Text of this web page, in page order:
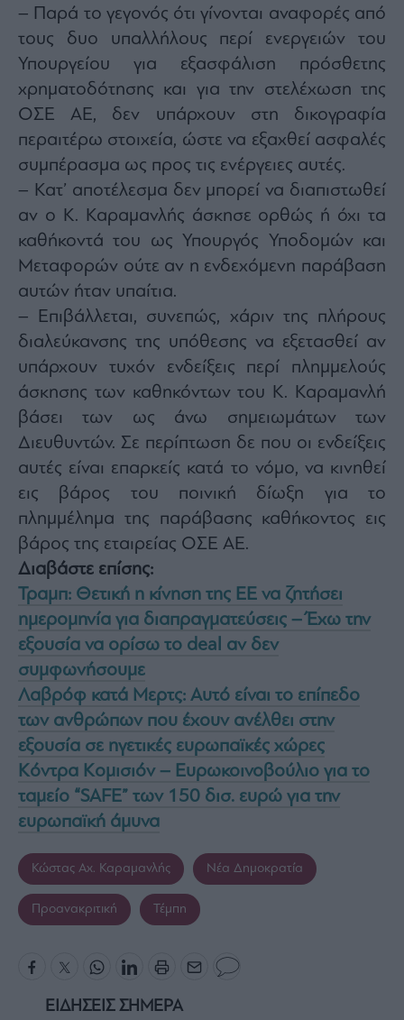
– Παρά το γεγονός ότι γίνονται αναφορές από
τους δυο υπαλλήλους περί ενεργειών του
Υπουργείου για εξασφάλιση πρόσθετης
χρηματοδότησης και για την στελέχωση της
ΟΣΕ ΑΕ, δεν υπάρχουν στη δικογραφία
περαιτέρω στοιχεία, ώστε να εξαχθεί ασφαλές
συμπέρασμα ως προς τις ενέργειες αυτές.
– Κατ’ αποτέλεσμα δεν μπορεί να διαπιστωθεί
αν ο Κ. Καραμανλής άσκησε ορθώς ή όχι τα
καθήκοντά του ως Υπουργός Υποδομών και
Μεταφορών ούτε αν η ενδεχόμενη παράβαση
αυτών ήταν υπαίτια.
– Επιβάλλεται, συνεπώς, χάριν της πλήρους
διαλεύκανσης της υπόθεσης να εξετασθεί αν
υπάρχουν τυχόν ενδείξεις περί πλημμελούς
άσκησης των καθηκόντων του Κ. Καραμανλή
βάσει των ως άνω σημειωμάτων των
Διευθυντών. Σε περίπτωση δε που οι ενδείξεις
αυτές είναι επαρκείς κατά το νόμο, να κινηθεί
εις βάρος του ποινική δίωξη για το
πλημμέλημα της παράβασης καθήκοντος εις
βάρος της εταιρείας ΟΣΕ ΑΕ.
Διαβάστε επίσης:
Τραμπ: Θετική η κίνηση της ΕΕ να ζητήσει
ημερομηνία για διαπραγματεύσεις – Έχω την
εξουσία να ορίσω τo deal αν δεν
συμφωνήσουμε
Λαβρόφ κατά Μερτς: Αυτό είναι το επίπεδο
των ανθρώπων που έχουν ανέλθει στην
εξουσία σε ηγετικές ευρωπαϊκές χώρες
Κόντρα Κομισιόν – Ευρωκοινοβούλιο για το
ταμείο “SAFE” των 150 δισ. ευρώ για την
ευρωπαϊκή άμυνα
Κώστας Αχ. Καραμανλής Νέα Δημοκρατία
Προανακριτική Τέμπη
ΕΙΔΗΣΕΙΣ ΣΗΜΕΡΑ